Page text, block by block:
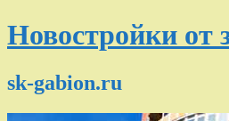
Новостройки от
sk-gabion.ru